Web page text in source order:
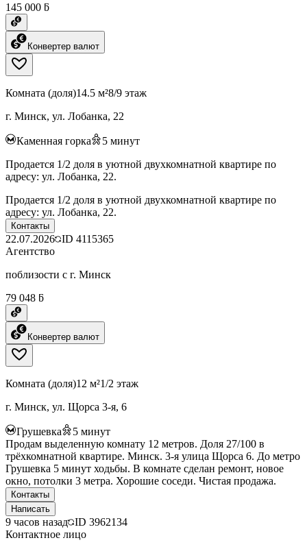
145 000 ƃ
Конвертер валют
Комната (доля)14.5 м²8/9 этаж
г. Минск, ул. Лобанка, 22
Каменная горка 5 минут
Продается 1/2 доля в уютной двухкомнатной квартире по
адресу: ул. Лобанка, 22.
Продается 1/2 доля в уютной двухкомнатной квартире по
адресу: ул. Лобанка, 22.
Контакты
22.07.2026 ID 4115365
Агентство
поблизости с г. Минск
79 048 ƃ
Конвертер валют
Комната (доля)12 м²1/2 этаж
г. Минск, ул. Щорса 3-я, 6
Грушевка 5 минут
Продам выделенную комнату 12 метров. Доля 27/100 в
трёхкомнатной квартире. Минск. 3-я улица Щорса 6. До метро
Грушевка 5 минут ходьбы. В комнате сделан ремонт, новое
окно, потолки 3 метра. Хорошие соседи. Чистая продажа.
Контакты
Написать
9 часов назад ID 3962134
Контактное лицо